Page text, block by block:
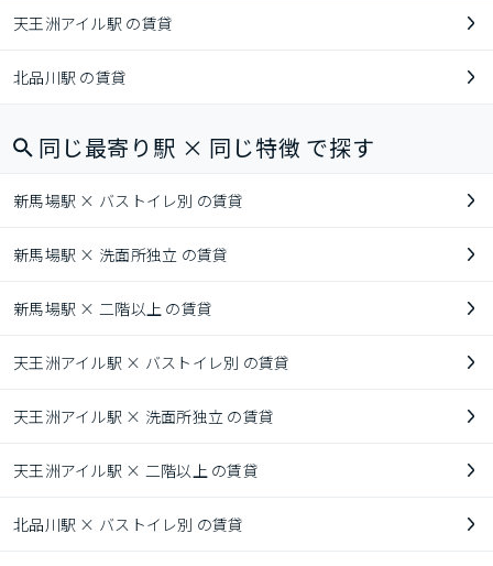
天王洲アイル駅 の賃貸
北品川駅 の賃貸
同じ最寄り駅 × 同じ特徴 で探す
新馬場駅 × バストイレ別 の賃貸
新馬場駅 × 洗面所独立 の賃貸
新馬場駅 × 二階以上 の賃貸
天王洲アイル駅 × バストイレ別 の賃貸
天王洲アイル駅 × 洗面所独立 の賃貸
天王洲アイル駅 × 二階以上 の賃貸
北品川駅 × バストイレ別 の賃貸